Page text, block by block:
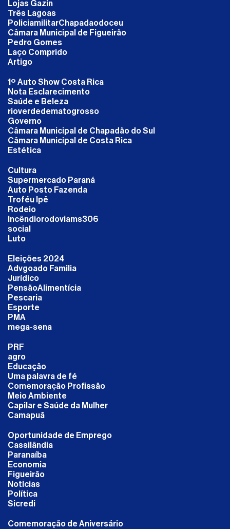
Lojas Gazin
Três Lagoas
PoliciamilitarChapadaodoceu
Câmara Municipal de Figueirão
Pedro Gomes
Laço Comprido
Artigo
1º Auto Show Costa Rica
Nota Esclarecimento
Saúde e Beleza
rioverdedematogrosso
Governo
Câmara Municipal de Chapadão do Sul
Câmara Municipal de Costa Rica
Estética
Cultura
Supermercado Paraná
Auto Posto Fazenda
Troféu Ipê
Rodeio
Incêndiorodoviams306
social
Luto
Eleições 2024
Advgoado Familia
Jurídico
PensãoAlimentícia
Pescaria
Esporte
PMA
mega-sena
PRF
agro
Educação
Uma palavra de fé
Comemoração Profissão
Meio Ambiente
Capilar e Saúde da Mulher
Camapuã
Oportunidade de Emprego
Cassilândia
Paranaíba
Economia
Figueirão
NotÍcias
Política
Sicredi
Comemoração de Aniversário